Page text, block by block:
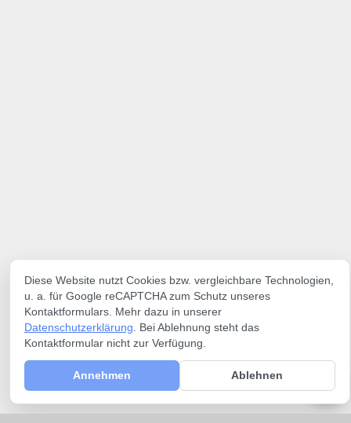
Diese Website nutzt Cookies bzw. vergleichbare Technologien,
u. a. für Google reCAPTCHA zum Schutz unseres
Kontaktformulars. Mehr dazu in unserer
Datenschutzerklärung . Bei Ablehnung steht das
Kontaktformular nicht zur Verfügung.
Annehmen Ablehnen